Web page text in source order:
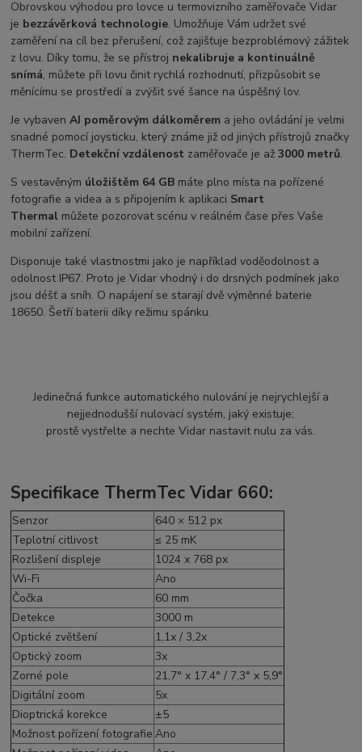
Obrovskou výhodou pro lovce u termovizního zaměřovače Vidar
je bezzávěrková technologie. Umožňuje Vám udržet své
zaměření na cíl bez přerušení, což zajišťuje bezproblémový zážitek
z lovu. Díky tomu, že se přístroj nekalibruje a kontinuálně
snímá, můžete při lovu činit rychlá rozhodnutí, přizpůsobit se
měnícímu se prostředí a zvýšit své šance na úspěšný lov.
Je vybavenAI poměrovým dálkoměrem a jeho ovládání je velmi
snadné pomocí joysticku, který známe již od jiných přístrojů značky
ThermTec. Detekční vzdálenost zaměřovače je až3000 metrů.
S vestavěným úložištěm 64 GB máte plno místa na pořízené
fotografie a videa a s připojením k aplikaci Smart
Thermal můžete pozorovat scénu v reálném čase přes Vaše
mobilní zařízení.
Disponuje také vlastnostmi jako je například voděodolnost a
odolnost IP67. Proto je Vidar vhodný i do drsných podmínek jako
jsou déšť a sníh. O napájení se starají dvě výměnné baterie
18650. Šetří baterii díky režimu spánku.
Jedinečná funkce automatického nulování je nejrychlejší a
nejjednodušší nulovací systém, jaký existuje;
prostě vystřelte a nechte Vidar nastavit nulu za vás.
Specifikace ThermTec Vidar 660:
Senzor
640 × 512 px
Teplotní citlivost
≤ 25 mK
Rozlišení displeje
1024 x 768 px
Wi-Fi
Ano
Čočka
60 mm
Detekce
3000 m
Optické zvětšení
1,1x / 3,2x
Optický zoom
3x
Zorné pole
21,7° x 17,4° / 7,3° x 5,9°
Digitální zoom
5x
Dioptrická korekce
±5
Možnost pořízení fotografie Ano